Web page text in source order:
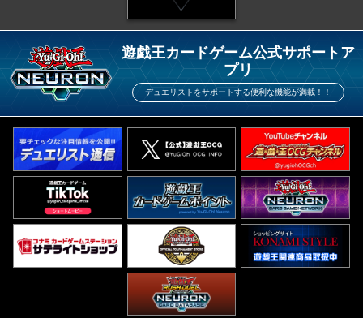
遊戯王カードゲーム公式サポートア
プリ
デュエリストをサポートする便利な機能が満載！！